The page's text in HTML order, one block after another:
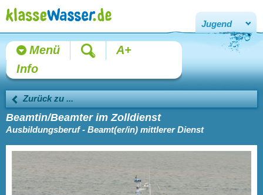
Jugend
Menü
A+
Info
Zurück zu ...
Beamtin/Beamter im Zolldienst
Ausbildungsberuf - Beamt(er/in) mittlerer Dienst